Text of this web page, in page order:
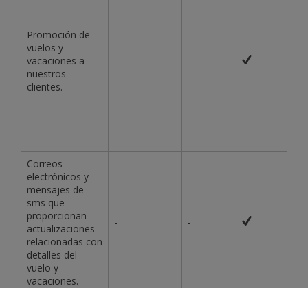
Promoción de
vuelos y
vacaciones a
nuestros
clientes.
- -
Correos
electrónicos y
mensajes de
sms que
proporcionan
actualizaciones
relacionadas con
detalles del
vuelo y
vacaciones.
- -